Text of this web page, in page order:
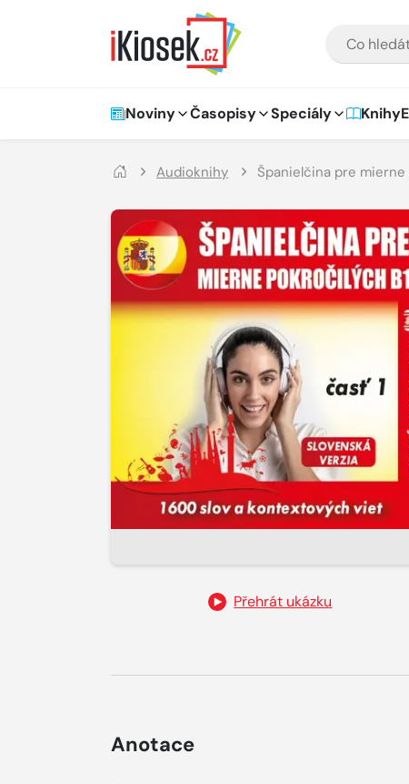
Hlavní navigace
Noviny Časopisy Speciály Knihy
Audioknihy Španielčina pre
Přehrát ukázku
Anotace